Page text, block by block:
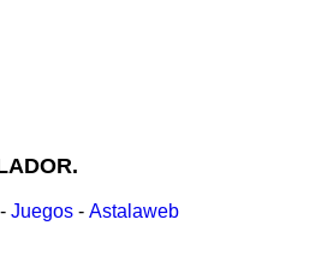
- Juegos - Astalaweb